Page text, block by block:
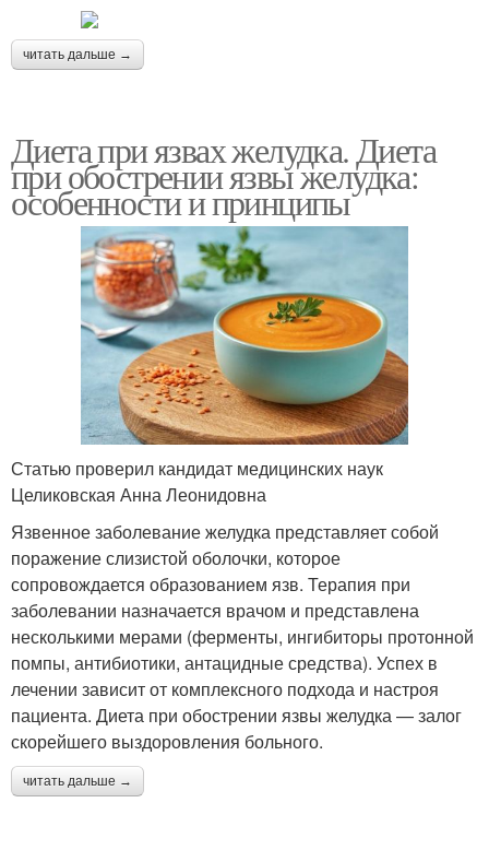
читать дальше →
Диета при язвах желудка. Диета
при обострении язвы желудка:
особенности и принципы
Статью проверил кандидат медицинских наук
Целиковская Анна Леонидовна
Язвенное заболевание желудка представляет собой
поражение слизистой оболочки, которое
сопровождается образованием язв. Терапия при
заболевании назначается врачом и представлена
несколькими мерами (ферменты, ингибиторы протонной
помпы, антибиотики, антацидные средства). Успех в
лечении зависит от комплексного подхода и настроя
пациента. Диета при обострении язвы желудка — залог
скорейшего выздоровления больного.
читать дальше →